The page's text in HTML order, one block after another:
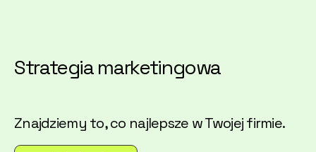
Strategia marketingowa
Znajdziemy to, co najlepsze w Twojej firmie.